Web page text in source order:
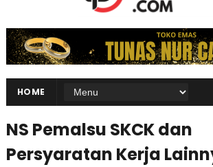
HOME
NS Pemalsu SKCK dan
Persyaratan Kerja